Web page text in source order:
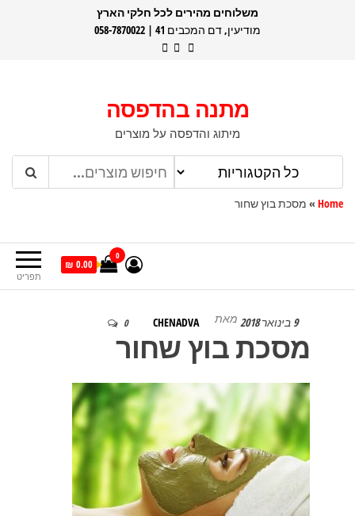
משלוחים מהירים לכל חלקי הארץ
מודיעין, דם המכבים 41 | 058-7870022
מתנה בהדפסה
מיתוג והדפסה על מוצרים
Home
» מסכת בוץ שחור
תפריט
0
0.00 ₪
9 בינואר 2018 מאת CHENADVA
0
מסכת בוץ שחור